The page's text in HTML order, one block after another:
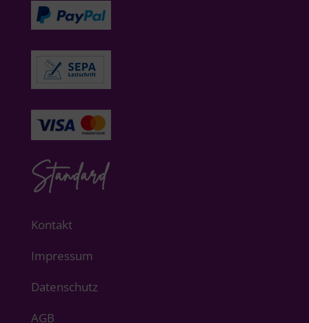
Standard
Kontakt
Impressum
Datenschutz
AGB